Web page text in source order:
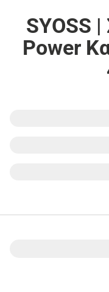
SYOSS
Power